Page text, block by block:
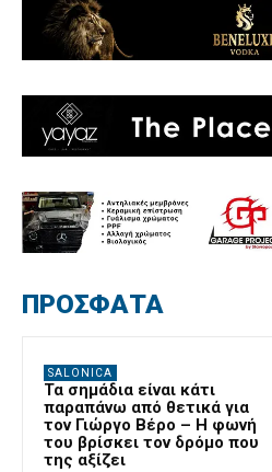
ΠΡΟΣΦΑΤΑ
SALONICA
Τα σημάδια είναι κάτι
παραπάνω από θετικά για
τον Γιώργο Βέρο – Η φωνή
του βρίσκει τον δρόμο που
της αξίζει